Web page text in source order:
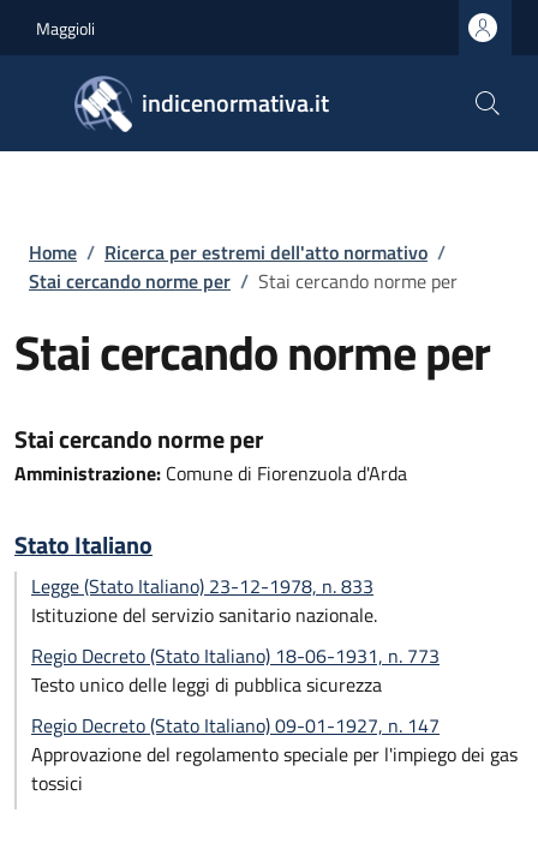
Maggioli
indicenormativa.it
Briciole di pane
Home / Ricerca per estremi dell'atto normativo /
Stai cercando norme per / Stai cercando norme per
Stai cercando norme per
Stai cercando norme per
Amministrazione: Comune di Fiorenzuola d'Arda
Stato Italiano
Legge (Stato Italiano) 23-12-1978, n. 833
Istituzione del servizio sanitario nazionale.
Regio Decreto (Stato Italiano) 18-06-1931, n. 773
Testo unico delle leggi di pubblica sicurezza
Regio Decreto (Stato Italiano) 09-01-1927, n. 147
Approvazione del regolamento speciale per l'impiego dei gas
tossici